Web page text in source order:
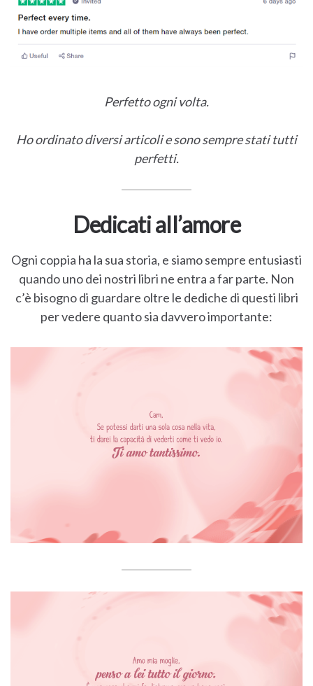
Perfetto ogni volta.
Ho ordinato diversi articoli e sono sempre stati tutti
perfetti.
Dedicati all’amore
Ogni coppia ha la sua storia, e siamo sempre entusiasti
quando uno dei nostri libri ne entra a far parte. Non
c’è bisogno di guardare oltre le dediche di questi libri
per vedere quanto sia davvero importante: